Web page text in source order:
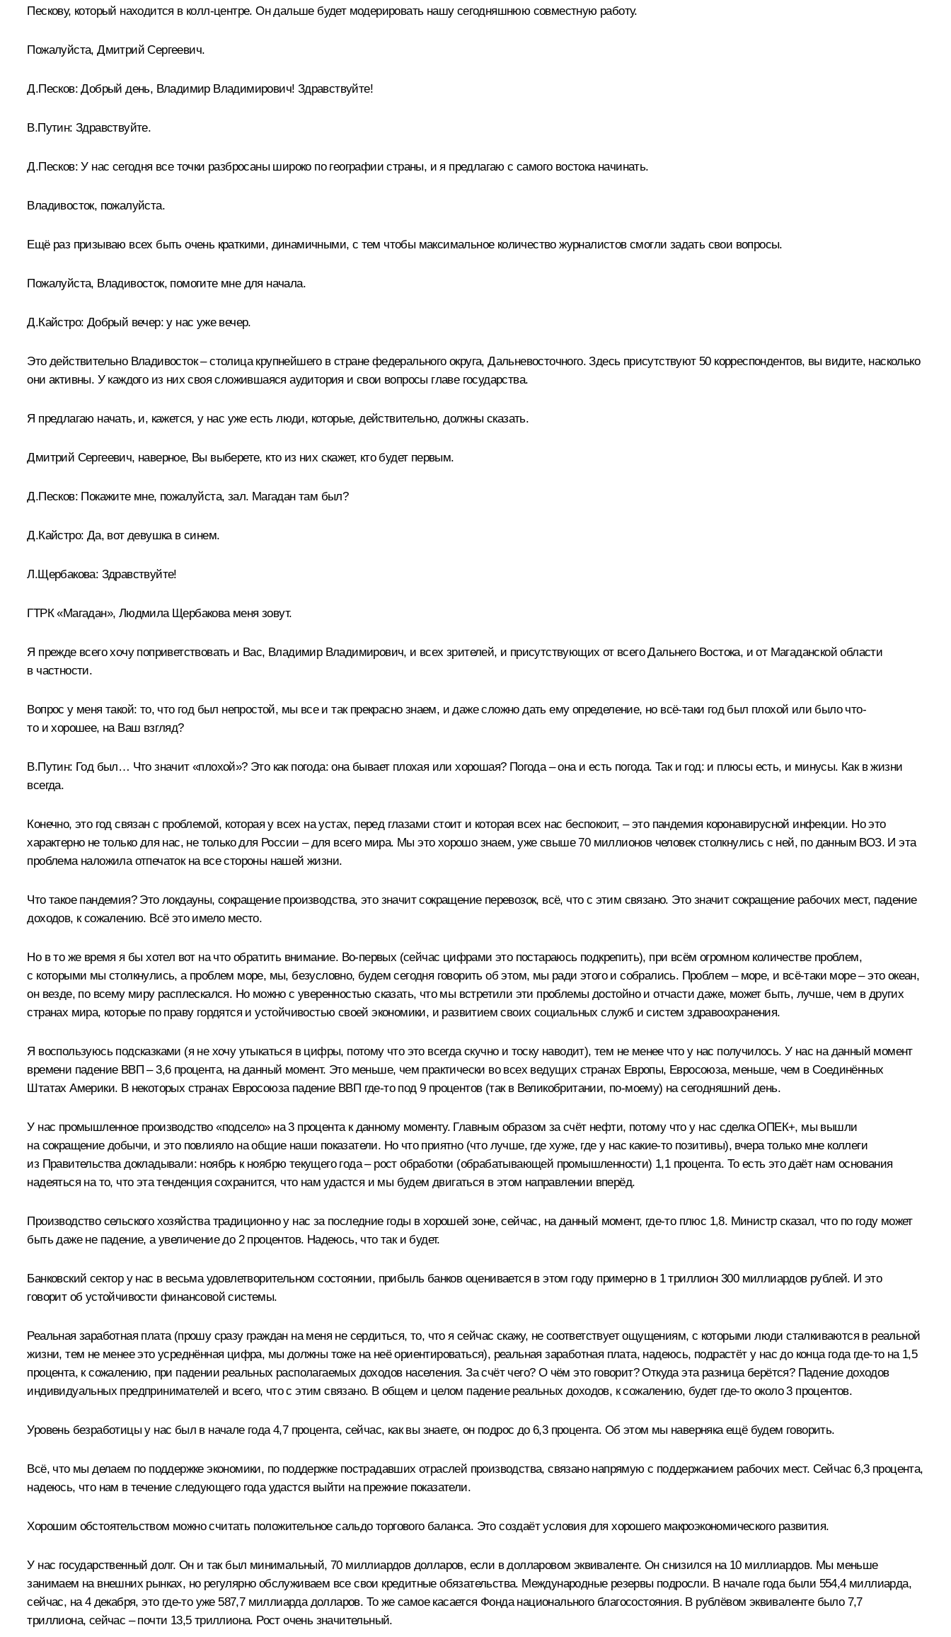
Пескову, который находится в колл-центре. Он дальше будет модерировать нашу сегодняшнюю совместную работу.
Пожалуйста, Дмитрий Сергеевич.
Д.Песков: Добрый день, Владимир Владимирович! Здравствуйте!
В.Путин: Здравствуйте.
Д.Песков: У нас сегодня все точки разбросаны широко по географии страны, и я предлагаю с самого востока начинать.
Владивосток, пожалуйста.
Ещё раз призываю всех быть очень краткими, динамичными, с тем чтобы максимальное количество журналистов смогли задать свои вопросы.
Пожалуйста, Владивосток, помогите мне для начала.
Д.Кайстро: Добрый вечер: у нас уже вечер.
Это действительно Владивосток – столица крупнейшего в стране федерального округа, Дальневосточного. Здесь присутствуют 50 корреспондентов, вы видите, насколько
они активны. У каждого из них своя сложившаяся аудитория и свои вопросы главе государства.
Я предлагаю начать, и, кажется, у нас уже есть люди, которые, действительно, должны сказать.
Дмитрий Сергеевич, наверное, Вы выберете, кто из них скажет, кто будет первым.
Д.Песков: Покажите мне, пожалуйста, зал. Магадан там был?
Д.Кайстро: Да, вот девушка в синем.
Л.Щербакова: Здравствуйте!
ГТРК «Магадан», Людмила Щербакова меня зовут.
Я прежде всего хочу поприветствовать и Вас, Владимир Владимирович, и всех зрителей, и присутствующих от всего Дальнего Востока, и от Магаданской области
в частности.
Вопрос у меня такой: то, что год был непростой, мы все и так прекрасно знаем, и даже сложно дать ему определение, но всё-таки год был плохой или было что-
то и хорошее, на Ваш взгляд?
В.Путин: Год был… Что значит «плохой»? Это как погода: она бывает плохая или хорошая? Погода – она и есть погода. Так и год: и плюсы есть, и минусы. Как в жизни
всегда.
Конечно, это год связан с проблемой, которая у всех на устах, перед глазами стоит и которая всех нас беспокоит, – это пандемия коронавирусной инфекции. Но это
характерно не только для нас, не только для России – для всего мира. Мы это хорошо знаем, уже свыше 70 миллионов человек столкнулись с ней, по данным ВОЗ. И эта
проблема наложила отпечаток на все стороны нашей жизни.
Что такое пандемия? Это локдауны, сокращение производства, это значит сокращение перевозок, всё, что с этим связано. Это значит сокращение рабочих мест, падение
доходов, к сожалению. Всё это имело место.
Но в то же время я бы хотел вот на что обратить внимание. Во-первых (сейчас цифрами это постараюсь подкрепить), при всём огромном количестве проблем,
с которыми мы столкнулись, а проблем море, мы, безусловно, будем сегодня говорить об этом, мы ради этого и собрались. Проблем – море, и всё-таки море – это океан,
он везде, по всему миру расплескался. Но можно с уверенностью сказать, что мы встретили эти проблемы достойно и отчасти даже, может быть, лучше, чем в других
странах мира, которые по праву гордятся и устойчивостью своей экономики, и развитием своих социальных служб и систем здравоохранения.
Я воспользуюсь подсказками (я не хочу утыкаться в цифры, потому что это всегда скучно и тоску наводит), тем не менее что у нас получилось. У нас на данный момент
времени падение ВВП – 3,6 процента, на данный момент. Это меньше, чем практически во всех ведущих странах Европы, Евросоюза, меньше, чем в Соединённых
Штатах Америки. В некоторых странах Евросоюза падение ВВП где-то под 9 процентов (так в Великобритании, по-моему) на сегодняшний день.
У нас промышленное производство «подсело» на 3 процента к данному моменту. Главным образом за счёт нефти, потому что у нас сделка ОПЕК+, мы вышли
на сокращение добычи, и это повлияло на общие наши показатели. Но что приятно (что лучше, где хуже, где у нас какие-то позитивы), вчера только мне коллеги
из Правительства докладывали: ноябрь к ноябрю текущего года – рост обработки (обрабатывающей промышленности) 1,1 процента. То есть это даёт нам основания
надеяться на то, что эта тенденция сохранится, что нам удастся и мы будем двигаться в этом направлении вперёд.
Производство сельского хозяйства традиционно у нас за последние годы в хорошей зоне, сейчас, на данный момент, где-то плюс 1,8. Министр сказал, что по году может
быть даже не падение, а увеличение до 2 процентов. Надеюсь, что так и будет.
Банковский сектор у нас в весьма удовлетворительном состоянии, прибыль банков оценивается в этом году примерно в 1 триллион 300 миллиардов рублей. И это
говорит об устойчивости финансовой системы.
Реальная заработная плата (прошу сразу граждан на меня не сердиться, то, что я сейчас скажу, не соответствует ощущениям, с которыми люди сталкиваются в реальной
жизни, тем не менее это усреднённая цифра, мы должны тоже на неё ориентироваться), реальная заработная плата, надеюсь, подрастёт у нас до конца года где-то на 1,5
процента, к сожалению, при падении реальных располагаемых доходов населения. За счёт чего? О чём это говорит? Откуда эта разница берётся? Падение доходов
индивидуальных предпринимателей и всего, что с этим связано. В общем и целом падение реальных доходов, к сожалению, будет где-то около 3 процентов.
Уровень безработицы у нас был в начале года 4,7 процента, сейчас, как вы знаете, он подрос до 6,3 процента. Об этом мы наверняка ещё будем говорить.
Всё, что мы делаем по поддержке экономики, по поддержке пострадавших отраслей производства, связано напрямую с поддержанием рабочих мест. Сейчас 6,3 процента,
надеюсь, что нам в течение следующего года удастся выйти на прежние показатели.
Хорошим обстоятельством можно считать положительное сальдо торгового баланса. Это создаёт условия для хорошего макроэкономического развития.
У нас государственный долг. Он и так был минимальный, 70 миллиардов долларов, если в долларовом эквиваленте. Он снизился на 10 миллиардов. Мы меньше
занимаем на внешних рынках, но регулярно обслуживаем все свои кредитные обязательства. Международные резервы подросли. В начале года были 554,4 миллиарда,
сейчас, на 4 декабря, это где-то уже 587,7 миллиарда долларов. То же самое касается Фонда национального благосостояния. В рублёвом эквиваленте было 7,7
триллиона, сейчас – почти 13,5 триллиона. Рост очень значительный.